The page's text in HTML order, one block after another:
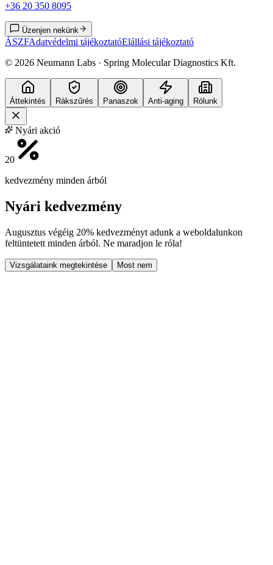
+36 20 350 8095
Üzenjen nekünk
ÁSZFAdatvédelmi tájékoztatóElállási tájékoztató
© 2026 Neumann Labs · Spring Molecular Diagnostics Kft.
Áttekintés Rákszűrés Panaszok Anti-aging Rólunk
Nyári akció
20
kedvezmény minden árból
Nyári kedvezmény
Augusztus végéig 20% kedvezményt adunk a weboldalunkon
feltüntetett minden árból. Ne maradjon le róla!
Vizsgálataink megtekintése Most nem